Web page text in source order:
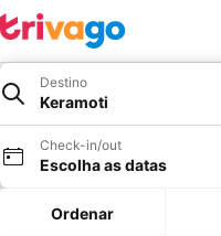
Destino
Keramoti
Check-in/out
Escolha as datas
Ordenar